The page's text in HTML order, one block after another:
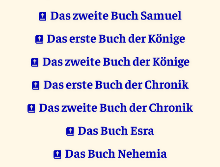
Das zweite Buch Samuel
Das erste Buch der Könige
Das zweite Buch der Könige
Das erste Buch der Chronik
Das zweite Buch der Chronik
Das Buch Esra
Das Buch Nehemia